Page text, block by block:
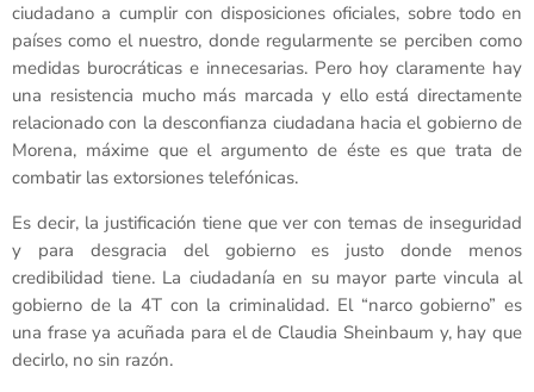
ciudadano a cumplir con disposiciones oficiales, sobre todo en
países como el nuestro, donde regularmente se perciben como
medidas burocráticas e innecesarias. Pero hoy claramente hay
una resistencia mucho más marcada y ello está directamente
relacionado con la desconfianza ciudadana hacia el gobierno de
Morena, máxime que el argumento de éste es que trata de
combatir las extorsiones telefónicas.
Es decir, la justificación tiene que ver con temas de inseguridad
y para desgracia del gobierno es justo donde menos
credibilidad tiene. La ciudadanía en su mayor parte vincula al
gobierno de la 4T con la criminalidad. El “narco gobierno” es
una frase ya acuñada para el de Claudia Sheinbaum y, hay que
decirlo, no sin razón.